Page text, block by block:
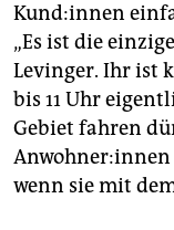
Kund:innen
„Es ist die
Levinger. Ihr ist
bis 11 Uhr
Gebiet fahren
Anwohner:innen
wenn sie mit